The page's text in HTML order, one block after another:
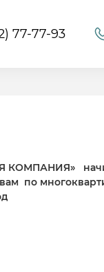
77-77-93
КОМПАНИЯ»
по